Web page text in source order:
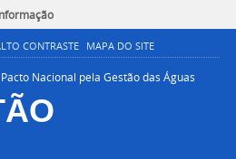
CONTRASTE MAPA DO SITE
Nacional pela Gestão das Águas